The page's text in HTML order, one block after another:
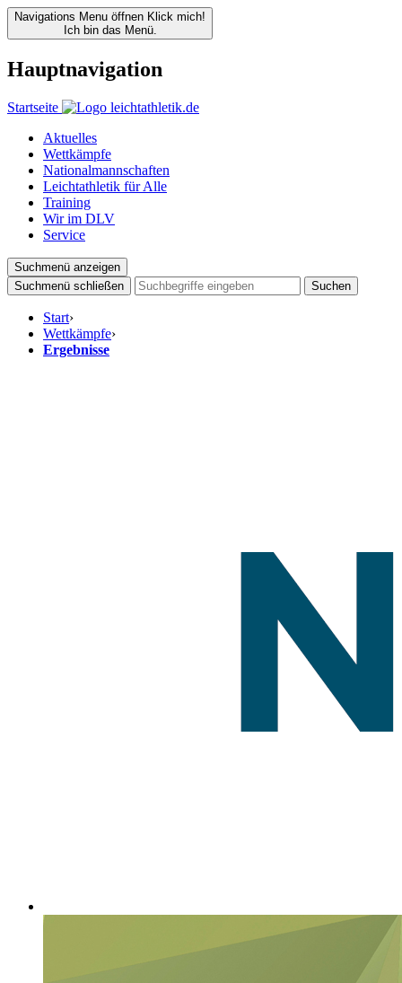
Navigations Menu öffnen Klick mich!
Ich bin das Menü.
Hauptnavigation
Startseite
Aktuelles
Wettkämpfe
Nationalmannschaften
Leichtathletik für Alle
Training
Wir im DLV
Service
Suchmenü anzeigen
Suchmenü schließen
Suchen
Start›
Wettkämpfe›
Ergebnisse